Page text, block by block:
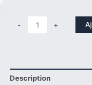
-
125
D
+
Description